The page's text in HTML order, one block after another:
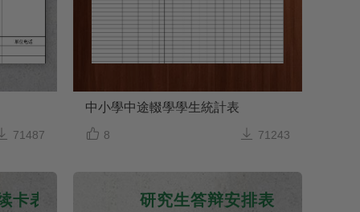
71487
中小學中途輟學學生統計表
 8  71243
卡表 研究生答辩安排表